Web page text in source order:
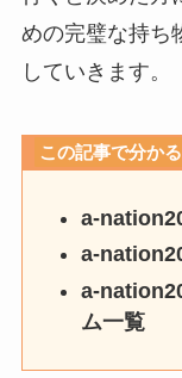
めの完璧な持ち
していきます。
この記事で分か
a-
a-
a-
ム一覧